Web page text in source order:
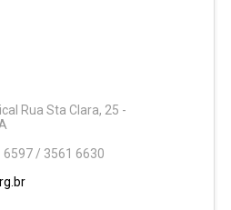
Rua Sta Clara, 25 -
/ 3561 6630